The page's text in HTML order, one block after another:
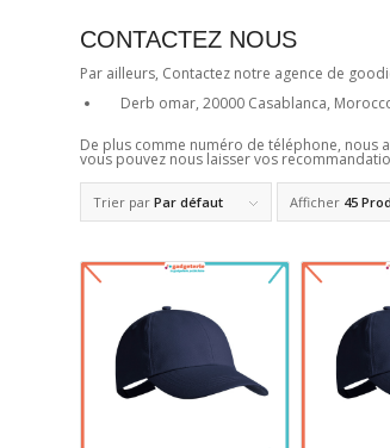
CONTACTEZ NOUS
Par ailleurs, Contactez notre agence de
Derb omar, 20000 Casablanca,
De plus comme numéro de téléphone, nous
vous pouvez nous laisser vos
Trier par Par défaut Afficher 45